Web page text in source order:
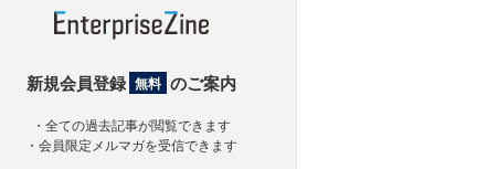
新規会員登録 無料 のご案内
・全ての過去記事が閲覧できます
・会員限定メルマガを受信できます